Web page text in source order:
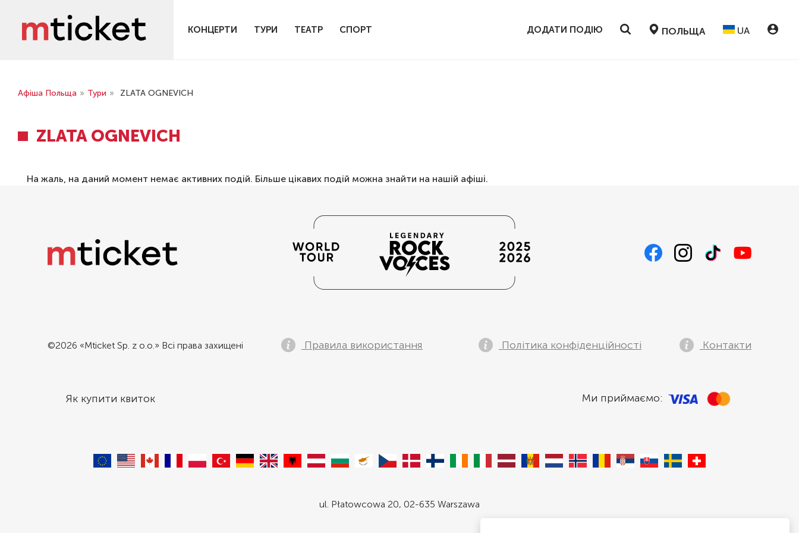
КОНЦЕРТИ ТУРИ ТЕАТР СПОРТ ДОДАТИ ПОДІЮ ПОЛЬЩА UA
Афіша Польща » Тури » ZLATA OGNEVICH
ZLATA OGNEVICH
На жаль, на даний момент немає активних подій. Більше цікавих подій можна знайти на нашій афіші.
©2026 «Mticket Sp. z o.o.» Всі права захищені Правила використання Політика конфіденційності Контакти
Як купити квиток Ми приймаємо:
ul. Płatowcowa 20, 02-635 Warszawa